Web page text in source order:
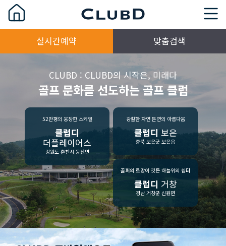
실시간예약 맞춤검색
CLUBD : CLUBD의 시작은, 미래다
골프 문화를 선도하는 골프 클럽
52만평의 웅장한 스케일
클럽디
더플레이어스
강원도 춘천시 동산면
광활한 자연 본연의 아름다움
클럽디 보은
충북 보은군 보은읍
골퍼의 로망이 깃든 하늘위의 쉼터
클럽디 거창
경남 거창군 신원면